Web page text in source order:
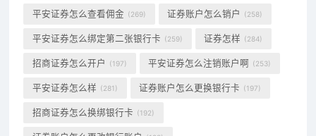
平安证券怎么查看佣金 (269) 证券账户怎么销户 (258)
平安证券怎么绑定第二张银行卡 (259) 证券怎样 (284)
招商证券怎么开户 (197) 平安证券怎么注销账户啊 (253)
平安证券怎么样 (281) 证券账户怎么更换银行卡 (197)
招商证券怎么换绑银行卡 (192)